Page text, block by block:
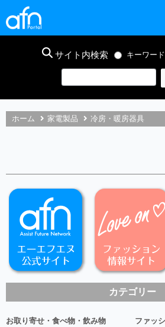
サイト内検索 キーワード
カテゴリー
お取り寄せ・食べ物・飲み物 ファッ
ホーム 家電製品 冷房・暖房器具